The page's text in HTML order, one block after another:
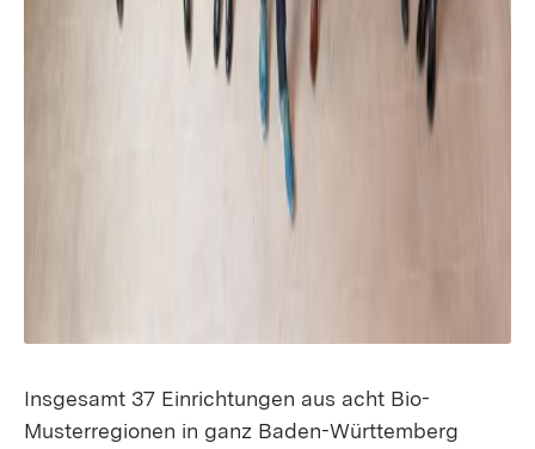
Insgesamt 37 Einrichtungen aus acht Bio-
Musterregionen in ganz Baden-Württemberg